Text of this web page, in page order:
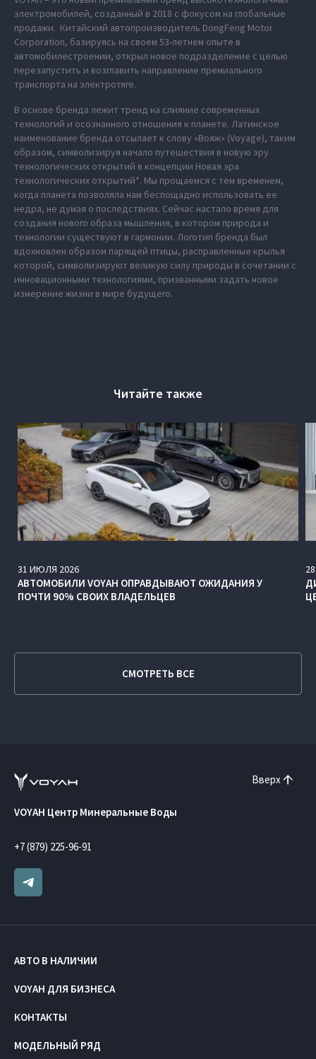
электромобилей, созданный в 2018 с фокусом на глобальные
продажи. Китайский автопроизводитель DongFeng Motor
Corporation, базируясь на своем 53-летнем опыте в
автомобилестроении, открыл новое подразделение с целью
перезапустить и возглавить направление премиального
транспорта на электротяге.
В основе бренда лежит тренд на слияние современных
технологий и осознанного отношения к планете. Латинское
наименование бренда отсылает к слову «Вояж» (Voyage), таким
образом, символизируя начало путешествия в новую эру
технологических открытий в концепции Новая эра
технологических открытий*. Мы прощаемся с тем временем,
когда планета позволяла нам беспощадно использовать ее
недра, не думая о последствиях. Сейчас настало время для
создания нового образа мышления, в котором природа и
технологии существуют в гармонии. Логотип бренда был
вдохновлен образом парящей птицы, расправленные крылья
которой, символизируют великую силу природы в сочетании с
инновационными технологиями, призванными задать новое
измерение жизни в мире будущего.
Читайте также
31 ИЮЛЯ 2026
АВТОМОБИЛИ VOYAH ОПРАВДЫВАЮТ ОЖИДАНИЯ У
ПОЧТИ 90% СВОИХ ВЛАДЕЛЬЦЕВ
28
СМОТРЕТЬ ВСЕ
Вверх
VOYAH Центр Минеральные Воды
+7 (879) 225-96-91
АВТО В НАЛИЧИИ
VOYAH ДЛЯ БИЗНЕСА
КОНТАКТЫ
МОДЕЛЬНЫЙ РЯД